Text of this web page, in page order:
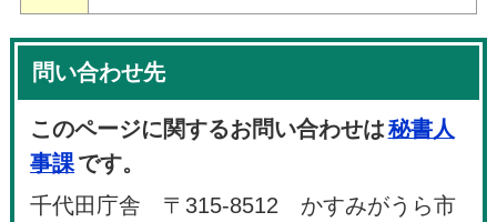
問い合わせ先
このページに関するお問い合わせは秘書人
事課です。
千代田庁舎 〒315-8512 かすみがうら市